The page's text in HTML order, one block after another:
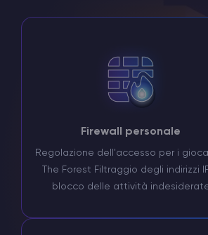
Firewall personale
Regolazione dell'accesso per i
The Forest Filtraggio degli indirizzi
blocco delle attività